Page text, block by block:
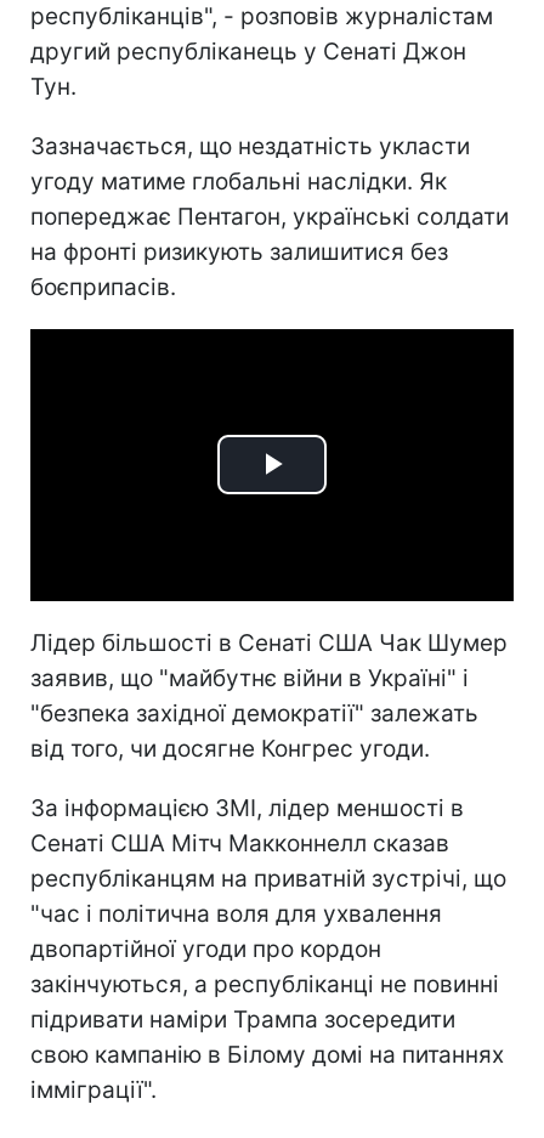
республіканців", - розповів журналістам
другий республіканець у Сенаті Джон
Тун.
Зазначається, що нездатність укласти
угоду матиме глобальні наслідки. Як
попереджає Пентагон, українські солдати
на фронті ризикують залишитися без
боєприпасів.
Play
Лідер більшості в Сенаті США Чак Шумер
заявив, що "майбутнє війни в Україні" і
"безпека західної демократії" залежать
від того, чи досягне Конгрес угоди.
За інформацією ЗМІ, лідер меншості в
Сенаті США Мітч Макконнелл сказав
республіканцям на приватній зустрічі, що
"час і політична воля для ухвалення
двопартійної угоди про кордон
закінчуються, а республіканці не повинні
підривати наміри Трампа зосередити
свою кампанію в Білому домі на питаннях
імміграції".